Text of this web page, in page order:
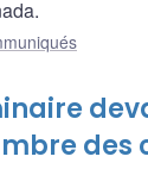
des